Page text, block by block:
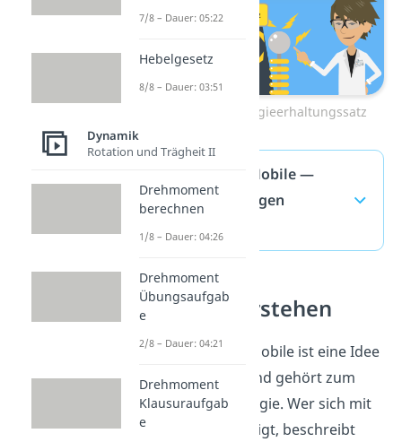
Zum Video: Energieerhaltungssatz
Perpetuum Mobile —
häufigste Fragen
Energie verstehen
Ein Perpetuum Mobile ist eine Idee
aus der Physik und gehört zum
Themenfeld Energie. Wer sich mit
Energie beschäftigt, beschreibt
7/8 – Dauer: 05:22
Hebelgesetz
8/8 – Dauer: 03:51
Dynamik
Rotation und Trägheit II
Drehmoment
berechnen
1/8 – Dauer: 04:26
Drehmoment
Übungsaufgab
e
2/8 – Dauer: 04:21
Drehmoment
Klausuraufgab
e